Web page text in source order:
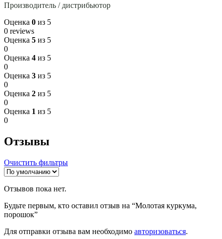
Производитель / дистрибьютор
Оценка 0 из 5
0 reviews
Оценка 5 из 5
0
Оценка 4 из 5
0
Оценка 3 из 5
0
Оценка 2 из 5
0
Оценка 1 из 5
0
Отзывы
Очистить фильтры
Отзывов пока нет.
Будьте первым, кто оставил отзыв на “Молотая куркума,
порошок”
Для отправки отзыва вам необходимо авторизоваться.